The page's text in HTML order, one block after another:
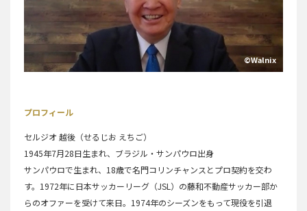
©Walnix
プロフィール
セルジオ 越後（せるじお えちご）
1945年7月28日生まれ、ブラジル・サンパウロ出身
サンパウロで生まれ、18歳で名門コリンチャンスとプロ契約を交わ
す。1972年に日本サッカーリーグ（JSL）の藤和不動産サッカー部か
らのオファーを受けて来日。1974年のシーズンをもって現役を引退